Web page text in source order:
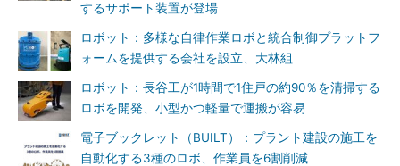
するサポート装置が登場
ロボット：多様な自律作業ロボと統合制御プラットフ
ォームを提供する会社を設立、大林組
ロボット：長谷工が1時間で1住戸の約90％を清掃する
ロボを開発、小型かつ軽量で運搬が容易
電子ブックレット（BUILT）：プラント建設の施工を
自動化する3種のロボ、作業員を6割削減